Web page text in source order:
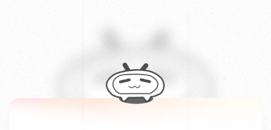
暂无观看影片的记录